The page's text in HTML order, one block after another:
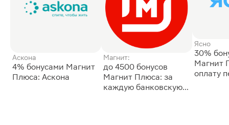
Аскона
4% бонусами Магнит
Плюса: Аскона
Магнит:
до 4500 бонусов
Магнит Плюса: за
каждую банковскую
Ясно
30%
Магнит
оплату